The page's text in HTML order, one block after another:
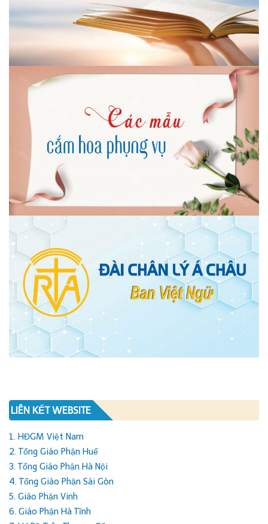
LIÊN KẾT WEBSITE
1. HĐGM Việt Nam
2. Tổng Giáo Phận Huế
3. Tổng Giáo Phận Hà Nội
4. Tổng Giáo Phận Sài Gòn
5. Giáo Phận Vinh
6. Giáo Phận Hà Tĩnh